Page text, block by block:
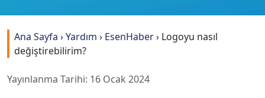
Ana Sayfa ›Yardım › EsenHaber› Logoyu nasıl
değiştirebilirim?
Yayınlanma Tarihi: 16 Ocak 2024